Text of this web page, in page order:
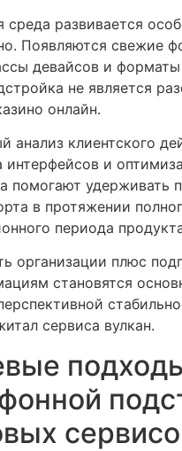
среда развивается
Появляются свежие
девайсов и форматы
не является
онлайн.
анализ клиентского
интерфейсов и
помогают удерживать
в протяжении
периода
организации плюс
становятся
сервиса вулкан.